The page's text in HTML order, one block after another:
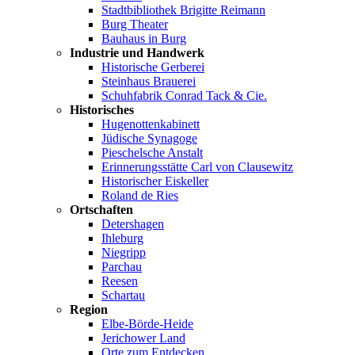
Stadtbibliothek Brigitte Reimann
Burg Theater
Bauhaus in Burg
Industrie und Handwerk
Historische Gerberei
Steinhaus Brauerei
Schuhfabrik Conrad Tack & Cie.
Historisches
Hugenottenkabinett
Jüdische Synagoge
Pieschelsche Anstalt
Erinnerungsstätte Carl von Clausewitz
Historischer Eiskeller
Roland de Ries
Ortschaften
Detershagen
Ihleburg
Niegripp
Parchau
Reesen
Schartau
Region
Elbe-Börde-Heide
Jerichower Land
Orte zum Entdecken